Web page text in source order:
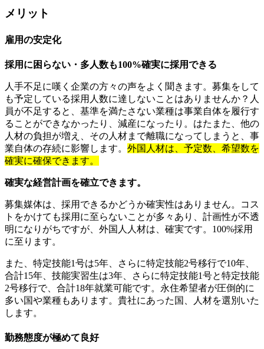
メリット
雇用の安定化
採用に困らない・多人数も100%確実に採用できる
人手不足に嘆く企業の方々の声をよく聞きます。募集をして
も予定している採用人数に達しないことはありませんか？人
員が不足すると、基準を満たさない業種は事業自体を履行す
ることができなかったり、減産になったり。はたまた、他の
人材の負担が増え、その人材まで離職になってしまうと、事
業自体の存続に影響します。 外国人材は、予定数、希望数を
確実に確保できます。
確実な経営計画を確立できます。
募集媒体は、採用できるかどうか確実性はありません。コス
トをかけても採用に至らないことが多々あり、計画性が不透
明になりがちですが、外国人人材は、確実です。100%採用
に至ります。
また、特定技能1号は5年、さらに特定技能2号移行で10年、
合計15年、技能実習生は3年、さらに特定技能1号と特定技能
2号移行で、合計18年就業可能です。永住希望者が圧倒的に
多い国や業種もあります。貴社にあった国、人材を選別いた
します。
勤務態度が極めて良好